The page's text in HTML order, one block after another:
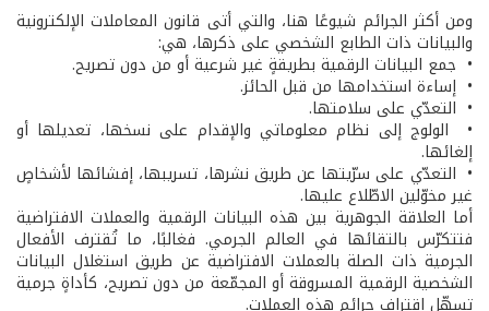
ومن أكثر الجرائم شيوعًا هنا، والتي أتى قانون المعاملات الإلكترونية
والبيانات ذات الطابع الشخصي على ذكرها، هي:
• جمع البيانات الرقمية بطريقةٍ غير شرعية أو من دون تصريح.
• إساءة استخدامها من قبل الحائز.
• التعدّي على سلامتها.
• الولوج إلى نظام معلوماتي والإقدام على نسخها، تعديلها أو
إلغائها.
• التعدّي على سرّيتها عن طريق نشرها، تسريبها، إفشائها لأشخاصٍ
غير مخوّلين الاطّلاع عليها.
أما العلاقة الجوهرية بين هذه البيانات الرقمية والعملات الافتراضية
فتتكرّس بالتقائها في العالم الجرمي. فغالبًا، ما تُقترف الأفعال
الجرمية ذات الصلة بالعملات الافتراضية عن طريق استغلال البيانات
الشخصية الرقمية المسروقة أو المجمّعة من دون تصريح، كأداةٍ جرمية
تسهّل اقتراف جرائم هذه العملات.